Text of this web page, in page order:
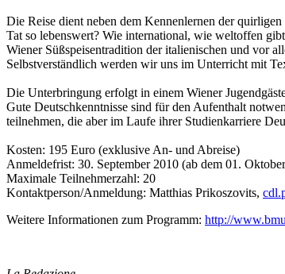
Die Reise dient neben dem Kennenlernen der
Tat so lebenswert? Wie international, wie weltoffen
Wiener Süßspeisentradition der italienischen und vor
Selbstverständlich werden wir uns im Unterricht mit
Die Unterbringung erfolgt in einem Wiener
Gute Deutschkenntnisse sind für den Aufenthalt
teilnehmen, die aber im Laufe ihrer Studienkarriere
Kosten: 195 Euro (exklusive An- und Abreise)
Anmeldefrist: 30. September 2010 (ab dem 01.
Maximale Teilnehmerzahl: 20
Kontaktperson/Anmeldung: Matthias Prikoszovits,
Weitere Informationen zum Programm: http://